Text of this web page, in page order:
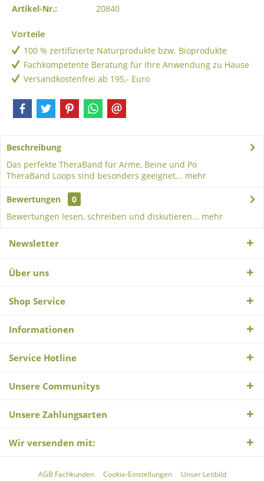
Artikel-Nr.: 20840
Vorteile
100 % zertifizierte Naturprodukte bzw. Bioprodukte
Fachkompetente Beratung für Ihre Anwendung zu Hause
Versandkostenfrei ab 195,- Euro
Beschreibung
Das perfekte TheraBand für Arme, Beine und Po
TheraBand Loops sind besonders geeignet... mehr
Bewertungen
0
Bewertungen lesen, schreiben und diskutieren... mehr
Newsletter
Über uns
Shop Service
Informationen
Service Hotline
Unsere Communitys
Unsere Zahlungsarten
Wir versenden mit:
AGB Fachkunden Cookie-Einstellungen
Unser Leitbild